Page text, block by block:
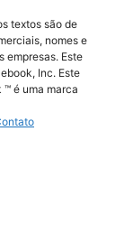
textos são de
nomes e
empresas. Este
Inc. Este
é uma marca